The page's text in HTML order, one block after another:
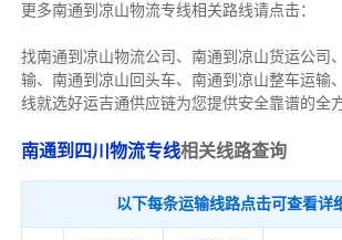
更多南通到凉山物流专线相关路线请点击：
找南通到凉山物流公司、南通到凉山货运公司
输、南通到凉山回头车、南通到凉山整车运输
线就选好运吉通供应链为您提供安全靠谱的全
南通到四川物流专线相关线路查询
以下每条运输线路点击可查看详